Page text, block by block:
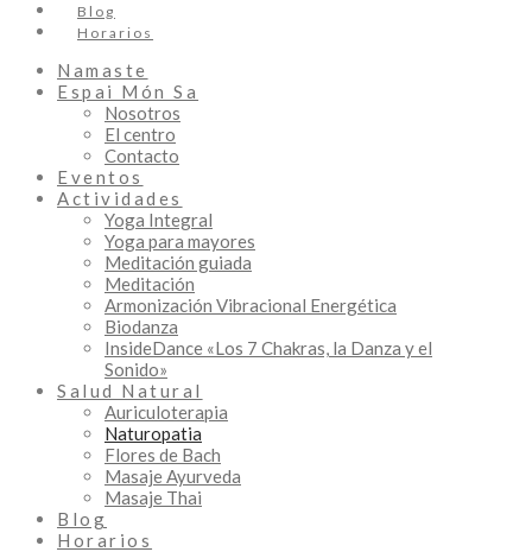
Blog
Horarios
Namaste
Espai Món Sa
Nosotros
El centro
Contacto
Eventos
Actividades
Yoga Integral
Yoga para mayores
Meditación guiada
Meditación
Armonización Vibracional Energética
Biodanza
InsideDance «Los 7 Chakras, la Danza y el
Sonido»
Salud Natural
Auriculoterapia
Naturopatia
Flores de Bach
Masaje Ayurveda
Masaje Thai
Blog
Horarios